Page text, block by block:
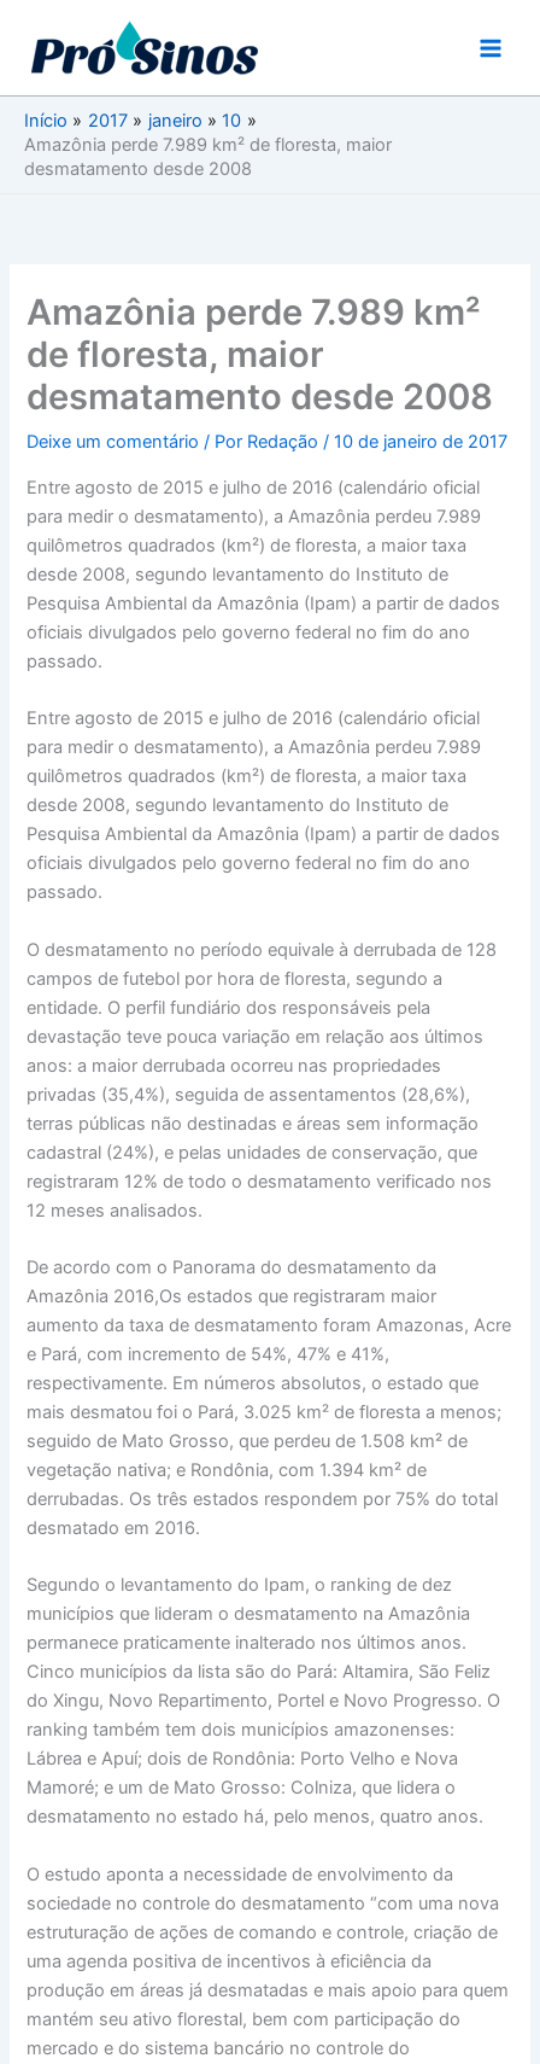
conteúdo
Início
2017 janeiro
10
Amazônia perde 7.989 km² de floresta, maior
desmatamento desde 2008
Amazônia perde 7.989 km²
de floresta, maior
desmatamento desde 2008
Deixe um comentário / Por Redação/10 de janeiro de 2017
Entre agosto de 2015 e julho de 2016 (calendário oficial
para medir o desmatamento), a Amazônia perdeu 7.989
quilômetros quadrados (km²) de floresta, a maior taxa
desde 2008, segundo levantamento do Instituto de
Pesquisa Ambiental da Amazônia (Ipam) a partir de dados
oficiais divulgados pelo governo federal no fim do ano
passado.
Entre agosto de 2015 e julho de 2016 (calendário oficial
para medir o desmatamento), a Amazônia perdeu 7.989
quilômetros quadrados (km²) de floresta, a maior taxa
desde 2008, segundo levantamento do Instituto de
Pesquisa Ambiental da Amazônia (Ipam) a partir de dados
oficiais divulgados pelo governo federal no fim do ano
passado.
O desmatamento no período equivale à derrubada de 128
campos de futebol por hora de floresta, segundo a
entidade. O perfil fundiário dos responsáveis pela
devastação teve pouca variação em relação aos últimos
anos: a maior derrubada ocorreu nas propriedades
privadas (35,4%), seguida de assentamentos (28,6%),
terras públicas não destinadas e áreas sem informação
cadastral (24%), e pelas unidades de conservação, que
registraram 12% de todo o desmatamento verificado nos
12 meses analisados.
De acordo com o Panorama do desmatamento da
Amazônia 2016,Os estados que registraram maior
aumento da taxa de desmatamento foram Amazonas, Acre
e Pará, com incremento de 54%, 47% e 41%,
respectivamente. Em números absolutos, o estado que
mais desmatou foi o Pará, 3.025 km² de floresta a menos;
seguido de Mato Grosso, que perdeu de 1.508 km² de
vegetação nativa; e Rondônia, com 1.394 km² de
derrubadas. Os três estados respondem por 75% do total
desmatado em 2016.
Segundo o levantamento do Ipam, o ranking de dez
municípios que lideram o desmatamento na Amazônia
permanece praticamente inalterado nos últimos anos.
Cinco municípios da lista são do Pará: Altamira, São Feliz
do Xingu, Novo Repartimento, Portel e Novo Progresso. O
ranking também tem dois municípios amazonenses:
Lábrea e Apuí; dois de Rondônia: Porto Velho e Nova
Mamoré; e um de Mato Grosso: Colniza, que lidera o
desmatamento no estado há, pelo menos, quatro anos.
O estudo aponta a necessidade de envolvimento da
sociedade no controle do desmatamento “com uma nova
estruturação de ações de comando e controle, criação de
uma agenda positiva de incentivos à eficiência da
produção em áreas já desmatadas e mais apoio para quem
mantém seu ativo florestal, bem com participação do
mercado e do sistema bancário no controle do